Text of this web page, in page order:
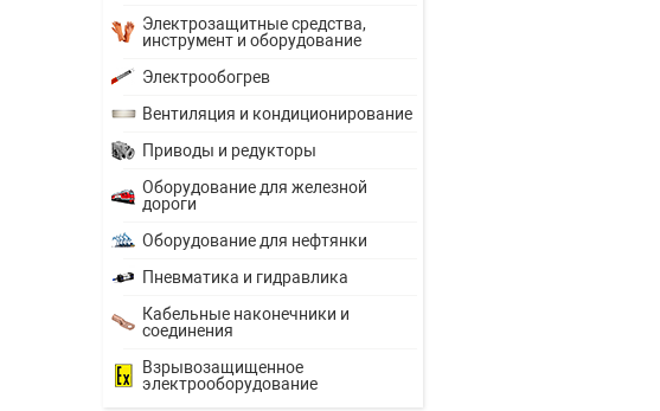
Электрозащитные средства,
инструмент и оборудование
Электрообогрев
Вентиляция и кондиционирование
Приводы и редукторы
Оборудование для железной
дороги
Оборудование для нефтянки
Пневматика и гидравлика
Кабельные наконечники и
соединения
Взрывозащищенное
электрооборудование